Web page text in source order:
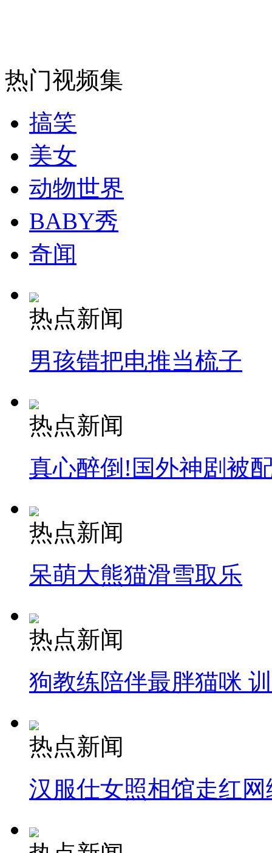
走！跟着总书记去植树
消防员救轻生者 花炮节热闹非凡
纽约上演“枕头大战”
热门视频集
搞笑
美女
动物世界
BABY秀
奇闻
热点新闻
男孩错把电推当梳子
热点新闻
真心醉倒!国外神剧被
热点新闻
呆萌大熊猫滑雪取乐
热点新闻
狗教练陪伴最胖猫咪
热点新闻
汉服仕女照相馆走红网